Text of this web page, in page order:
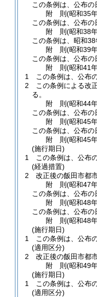
この条例は、公布の
附 則(昭和35
この条例は、公布の
附 則(昭和38
この条例は、昭和38
附 則(昭和39
この条例は、公布の
附 則(昭和41
1
この条例は、公布
2
この条例による改
る。
附 則(昭和44
この条例は、公布の
附 則(昭和45
この条例は、公布の
附 則(昭和45
(施行期日)
1
この条例は、公布
(経過措置)
2
改正後の飯田市都
附 則(昭和47
この条例は、公布の
附 則(昭和48
この条例は、公布の
附 則(昭和48
(施行期日)
1
この条例は、公布
(適用区分)
2
改正後の飯田市都
附 則(昭和49
(施行期日)
1
この条例は、公布
(適用区分)